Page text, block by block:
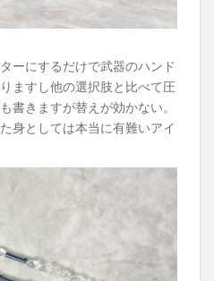
ーにするだけで武器のハンド
ますし他の選択肢と比べて圧
書きますが替えが効かない。
身としては本当に有難いアイ